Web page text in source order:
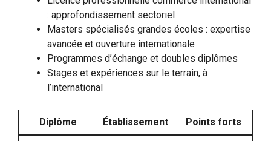
: approfondissement sectoriel
Masters spécialisés grandes écoles : expertise
avancée et ouverture internationale
Programmes d’échange et doubles diplômes
Stages et expériences sur le terrain, à
l’international
Diplôme Établissement Points forts